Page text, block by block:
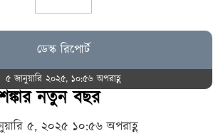
ডেস্ক রিপোর্ট
৫ জানুয়ারি ২০২৫, ১০:৫৬ অপরাহ্ণ
নতুন বছর
৫, ২০২৫ ১০:৫৬ অপরাহ্ণ